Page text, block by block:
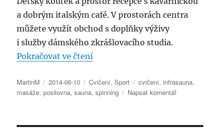
a dobrým italským café. V prostorách centra
můžete využít obchod s doplňky výživy
i služby dámského zkrášlovacího studia.
Pokračovat ve čtení„Praha 3 cvičí v HIT Fitness
Autor:
MartinM Publikováno:
2014-06-10 Rubriky:
Cvičení,Sport Štítky:
cvičení,infrasauna,
masáže,posilovna,sauna,spinning Napsat komentářpro
názvem